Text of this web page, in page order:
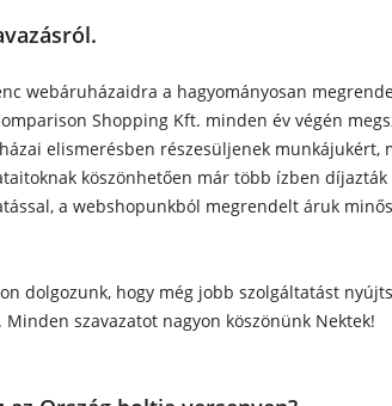
webáruházaidra a hagyományosan
Shopping Kft. minden év végén
elismerésben részesüljenek
köszönhetően már több ízben
a webshopunkból megrendelt áruk
dolgozunk, hogy még jobb szolgáltatást
szavazatot nagyon köszönünk Nektek!